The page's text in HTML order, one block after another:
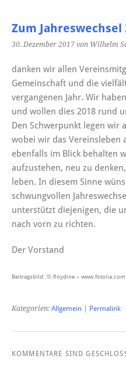
Zum Jahreswechsel
30. Dezember 2017 von Wilhelm
danken wir allen
Gemeinschaft und die
vergangenen Jahr. Wir
und wollen dies 2018 rund
Den Schwerpunkt legen wir
wobei wir das Vereinsleben
ebenfalls im Blick behalten
aufzustehen, neu zu
leben. In diesem Sinne
schwungvollen
unterstützt diejenigen, die
nach vorn zu richten.
Der Vorstand
Beitragsbild: © floydine – www.fotolia.com
Kategorien: Allgemein Permalink
KOMMENTARE SIND